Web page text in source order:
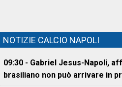
NOTIZIE CALCIO NAPOLI
09:30 - Gabriel Jesus-Napoli,
brasiliano non può arrivare in